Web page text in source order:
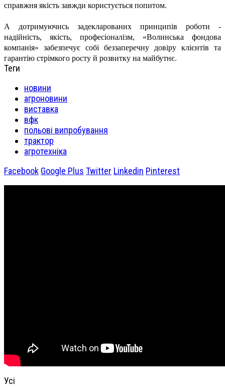
справжня якість завжди користується попитом.
А дотримуючись задекларованих принципів роботи -
надійність, якість, професіоналізм, «Волинська фондова
компанія» забезпечує собі беззаперечну довіру клієнтів та
гарантію стрімкого росту й розвитку на майбутнє.
Теги
новини
агроновини
виставка
вфк
польові випробування
трактор
агротехніка
Facebook Google Plus Twitter Linkedin Pinterest
Усі